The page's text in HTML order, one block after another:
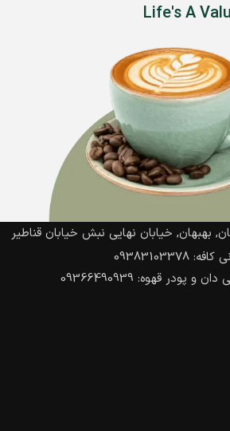
Life's A
بهبهان, خیابان نهایی نبش خیابان قناطیر
قهوه: 09366490939